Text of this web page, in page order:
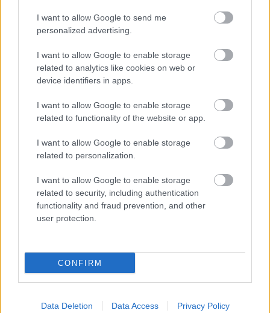
I want to allow Google to send me
personalized advertising.
I want to allow Google to enable storage
related to analytics like cookies on web or
device identifiers in apps.
I want to allow Google to enable storage
related to functionality of the website or app.
I want to allow Google to enable storage
related to personalization.
I want to allow Google to enable storage
related to security, including authentication
functionality and fraud prevention, and other
user protection.
CONFIRM
Data Deletion Data Access Privacy Policy
közleményében a WWF Magyarország.
Helyi hírek gyümölcs
Beindult az őszibarackszezon,
szeptemberig élvezhetjük
HIRDETÉS
HIRDETÉS
LEGOLVASOTTABB
A hőségben is védik a növényzetet
Pakson